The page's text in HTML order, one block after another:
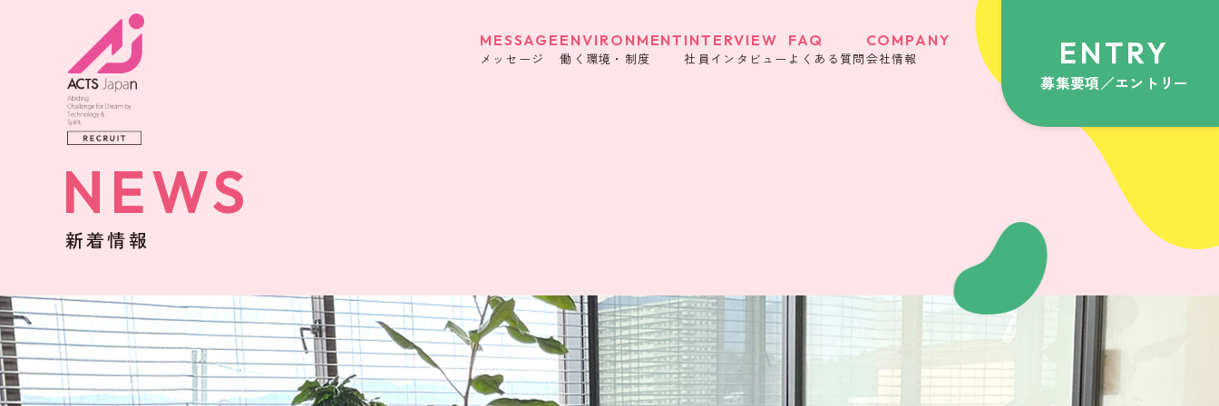
MESSAGE
メッセージ
ENVIRONMENT
働く環境・制度
INTERVIEW
社員インタビュー
FAQ
よくある質問
COMPANY
会社情報 ENTRY
募集要項／エントリー
NEWS
新着情報